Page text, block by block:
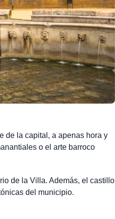
de la capital, a apenas hora y
o el arte barroco
de la Villa. Además, el castillo
del municipio.